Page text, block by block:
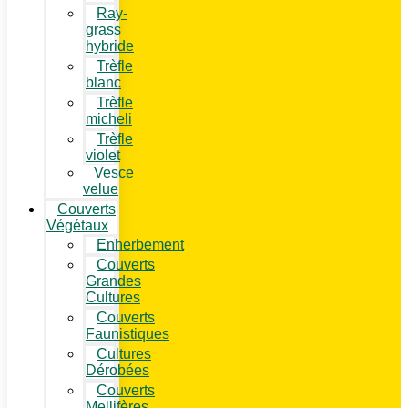
Ray-
grass
hybride
Trèfle
blanc
Trèfle
micheli
Trèfle
violet
Vesce
velue
Couverts
Végétaux
Enherbement
Couverts
Grandes
Cultures
Couverts
Faunistiques
Cultures
Dérobées
Couverts